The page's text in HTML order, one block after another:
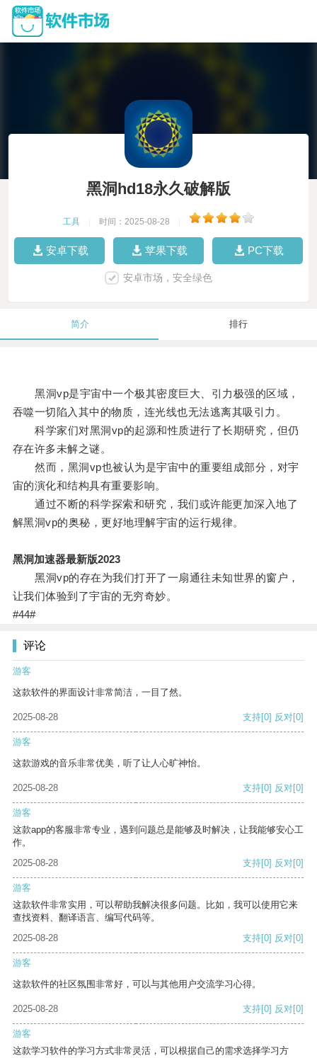
黑洞hd18永久破解版
工具 时间：2025-08-28
安卓下载 苹果下载 PC下载
安卓市场，安全绿色
简介 排行
黑洞vp是宇宙中一个极其密度巨大、引力极强的区域，
吞噬一切陷入其中的物质，连光线也无法逃离其吸引力。
科学家们对黑洞vp的起源和性质进行了长期研究，但仍
存在许多未解之谜。
然而，黑洞vp也被认为是宇宙中的重要组成部分，对宇
宙的演化和结构具有重要影响。
通过不断的科学探索和研究，我们或许能更加深入地了
解黑洞vp的奥秘，更好地理解宇宙的运行规律。
黑洞加速器最新版2023
黑洞vp的存在为我们打开了一扇通往未知世界的窗户，
让我们体验到了宇宙的无穷奇妙。
#44#
评论
游客
这款软件的界面设计非常简洁，一目了然。
2025-08-28 支持[0] 反对[0]
游客
这款游戏的音乐非常优美，听了让人心旷神怡。
2025-08-28 支持[0] 反对[0]
游客
这款app的客服非常专业，遇到问题总是能够及时解决，让我能够安心工
作。
2025-08-28
支持[0] 反对[0]
游客
这款软件非常实用，可以帮助我解决很多问题。比如，我可以使用它来
查找资料、翻译语言、编写代码等。
2025-08-28
支持[0] 反对[0]
游客
这款软件的社区氛围非常好，可以与其他用户交流学习心得。
2025-08-28 支持[0] 反对[0]
游客
这款学习软件的学习方式非常灵活，可以根据自己的需求选择学习方